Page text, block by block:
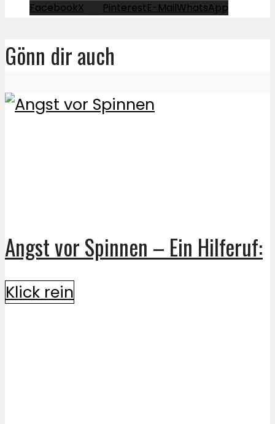
FacebookX PinterestE-MailWhatsApp
Gönn dir auch
Angst vor Spinnen – Ein Hilferuf:
Klick rein